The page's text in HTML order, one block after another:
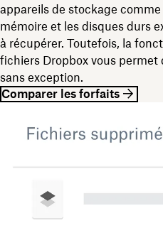
appareils de stockage
mémoire et les disques durs
à récupérer. Toutefois, la
fichiers Dropbox vous permet
sans exception.
Comparer les forfaits